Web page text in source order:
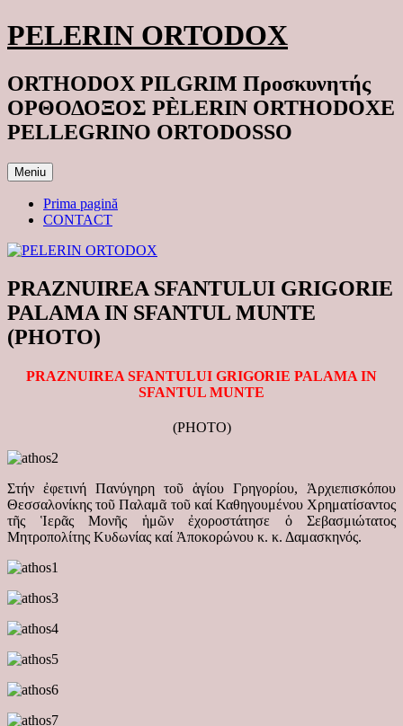
Sari
la
PELERIN ORTODOX
ORTHODOX PILGRIM Προσκυνητής
ΟΡΘΟΔΟΞΟΣ PÈLERIN ORTHODOXE
PELLEGRINO ORTODOSSO
Meniu
Prima pagină
CONTACT
PRAZNUIREA SFANTULUI GRIGORIE
PALAMA IN SFANTUL MUNTE
(PHOTO)
PRAZNUIREA SFANTULUI GRIGORIE PALAMA IN
SFANTUL MUNTE
(PHOTO)
Στήν ἐφετινή Πανύγηρη τοῦ ἁγίου Γρηγορίου, Ἀρχιεπισκόπου
Θεσσαλονίκης τοῦ Παλαμᾶ τοῦ καί Καθηγουμένου Χρηματίσαντος
τῆς Ἱερᾶς Μονῆς ἡμῶν ἐχοροστάτησε ὁ Σεβασμιώτατος
Μητροπολίτης Κυδωνίας καί Ἀποκορώνου κ. κ. Δαμασκηνός.